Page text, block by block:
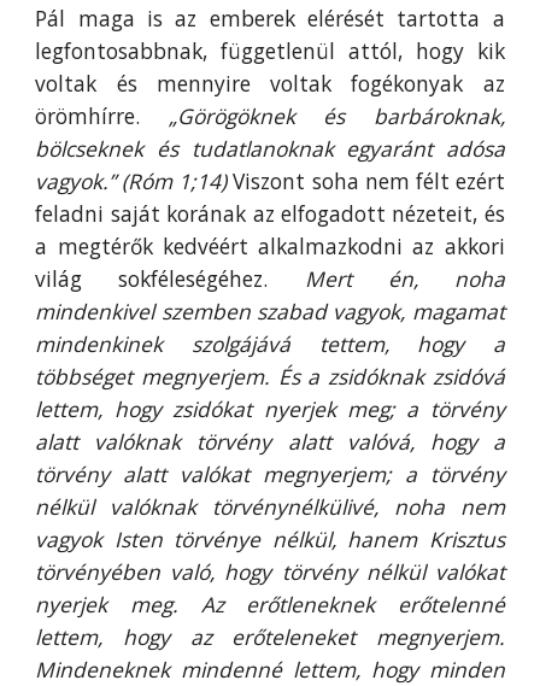
Pál maga is az emberek elérését tartotta a
legfontosabbnak, függetlenül attól, hogy kik
voltak és mennyire voltak fogékonyak az
örömhírre. „Görögöknek és barbároknak,
bölcseknek és tudatlanoknak egyaránt adósa
vagyok.” (Róm 1;14)Viszont soha nem félt ezért
feladni saját korának az elfogadott nézeteit, és
a megtérők kedvéért alkalmazkodni az akkori
világ sokféleségéhez. Mert én, noha
mindenkivel szemben szabad vagyok, magamat
mindenkinek szolgájává tettem, hogy a
többséget megnyerjem. És a zsidóknak zsidóvá
lettem, hogy zsidókat nyerjek meg; a törvény
alatt valóknak törvény alatt valóvá, hogy a
törvény alatt valókat megnyerjem; a törvény
nélkül valóknak törvénynélkülivé, noha nem
vagyok Isten törvénye nélkül, hanem Krisztus
törvényében való, hogy törvény nélkül valókat
nyerjek meg. Az erőtleneknek erőtelenné
lettem, hogy az erőteleneket megnyerjem.
Mindeneknek mindenné lettem, hogy minden